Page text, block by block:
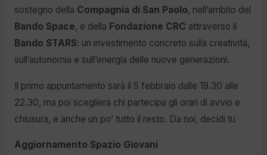
sostegno della Compagnia di San Paolo, nell’ambito del
Bando Space, e della Fondazione CRC attraverso il
Bando STARS: un investimento concreto sulla creatività,
sull’autonomia e sull’energia delle nuove generazioni.
Il primo appuntamento sarà il 5 febbraio dalle 19.30 alle
22.30, ma poi sceglierà chi partecipa gli orari di avvio e
chiusura, e anche un po’ tutto il resto. Da noi, decidi tu
Aggiornamento Spazio Giovani